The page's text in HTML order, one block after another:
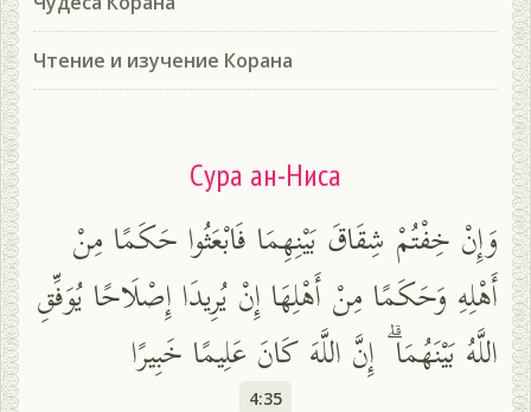
Чтение и изучение Корана
Сура ан-Ниса
وَإِنْ خِفْتُمْ شِقَاقَ بَيْنِهِمَا فَابْعَثُوا حَكَمًا مِنْ
أَهْلِهِ وَحَكَمًا مِنْ أَهْلِهَا إِنْ يُرِيدَا إِصْلَاحًا يُوَفِّقِ
اللَّهُ بَيْنَهُمَا ۗ إِنَّ اللَّهَ كَانَ عَلِيمًا خَبِيرًا
4:35